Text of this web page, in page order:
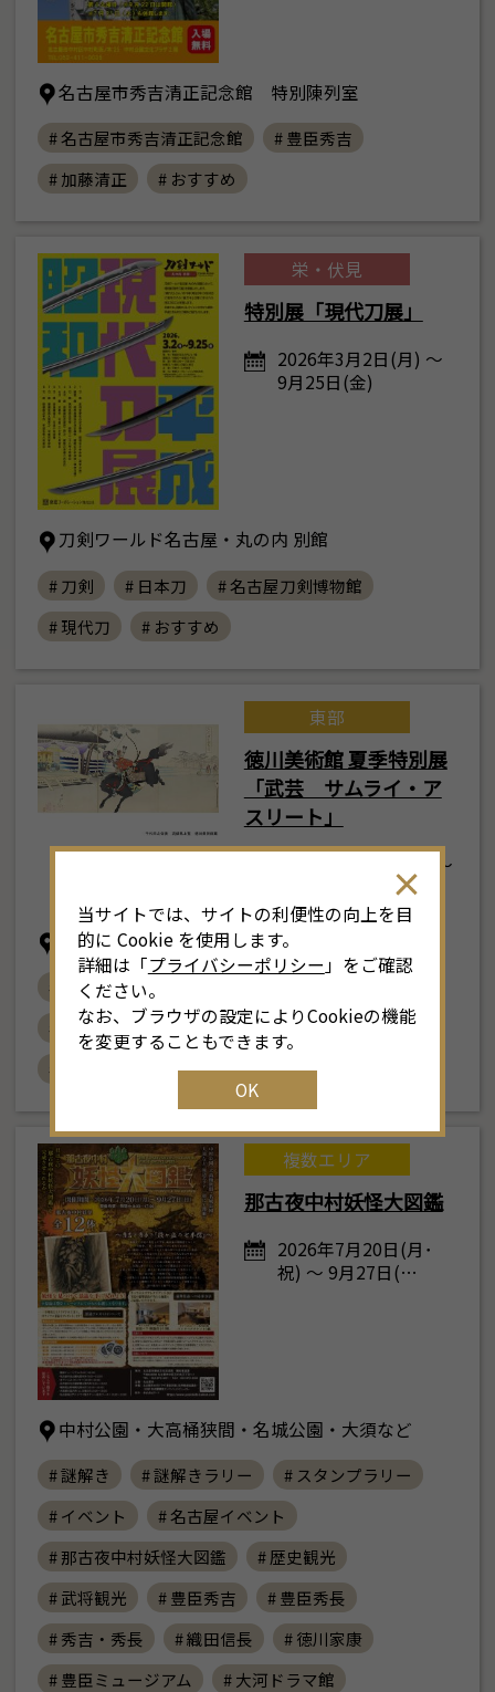
名古屋市秀吉清正記念館 特別陳列室
# 名古屋市秀吉清正記念館
# 豊臣秀吉
# 加藤清正
# おすすめ
栄・伏見
特別展「現代刀展」
2026年3月2日(月) ～
9月25日(金)
刀剣ワールド名古屋・丸の内 別館
# 刀剣 # 日本刀
# 名古屋刀剣博物館
# 現代刀
# おすすめ
東部
徳川美術館 夏季特別展
「武芸 サムライ・ア
スリート」
2026年7月25日(土) ～
徳川美術館・名古屋市蓬左文庫
# 徳川美術館
# 夏季特別展
# 武芸 サムライアスリート
# おすすめ
複数エリア
那古夜中村妖怪大図鑑
2026年7月20日(月･
祝) ～ 9月27日(…
中村公園・大高桶狭間・名城公園・大須など
# 謎解き # 謎解きラリー
# スタンプラリー
# イベント
# 名古屋イベント
# 那古夜中村妖怪大図鑑
# 歴史観光
# 武将観光
# 豊臣秀吉
# 豊臣秀長
# 秀吉・秀長
# 織田信長
# 徳川家康
# 豊臣ミュージアム
# 大河ドラマ館
当サイトでは、サイトの利便性の向上を目
的に Cookie を使用します。
詳細は「プライバシーポリシー 」をご確認
ください。
なお、ブラウザの設定によりCookieの機能
を変更することもできます。
OK